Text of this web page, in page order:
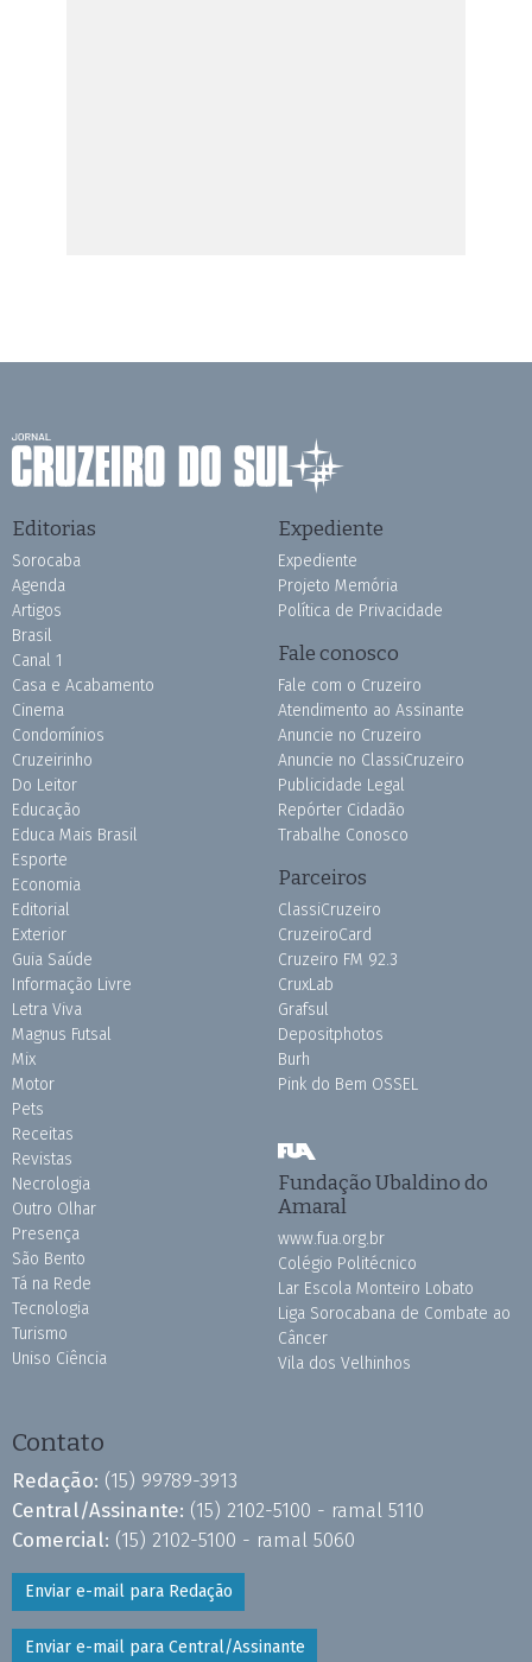
Editorias
Sorocaba
Agenda
Artigos
Brasil
Canal 1
Casa e Acabamento
Cinema
Condomínios
Cruzeirinho
Do Leitor
Educação
Educa Mais Brasil
Esporte
Economia
Editorial
Exterior
Guia Saúde
Informação Livre
Letra Viva
Magnus Futsal
Mix
Motor
Pets
Receitas
Revistas
Necrologia
Outro Olhar
Presença
São Bento
Tá na Rede
Tecnologia
Turismo
Uniso Ciência
Expediente
Expediente
Projeto Memória
Política de Privacidade
Fale conosco
Fale com o Cruzeiro
Atendimento ao Assinante
Anuncie no Cruzeiro
Anuncie no ClassiCruzeiro
Publicidade Legal
Repórter Cidadão
Trabalhe Conosco
Parceiros
ClassiCruzeiro
CruzeiroCard
Cruzeiro FM 92.3
CruxLab
Grafsul
Depositphotos
Burh
Pink do Bem OSSEL
Fundação Ubaldino do
Amaral
www.fua.org.br
Colégio Politécnico
Lar Escola Monteiro Lobato
Liga Sorocabana de Combate ao
Câncer
Vila dos Velhinhos
Contato
Redação: (15) 99789-3913
Central/Assinante: (15) 2102-5100 - ramal 5110
Comercial: (15) 2102-5100 - ramal 5060
Enviar e-mail para Redação
Enviar e-mail para Central/Assinante